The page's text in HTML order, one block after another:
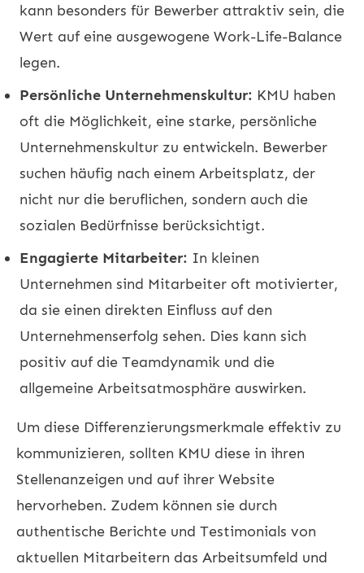
kann besonders für Bewerber attraktiv sein, die
Wert auf eine ausgewogene Work-Life-Balance
legen.
Persönliche Unternehmenskultur: KMU haben
oft die Möglichkeit, eine starke, persönliche
Unternehmenskultur zu entwickeln. Bewerber
suchen häufig nach einem Arbeitsplatz, der
nicht nur die beruflichen, sondern auch die
sozialen Bedürfnisse berücksichtigt.
Engagierte Mitarbeiter: In kleinen
Unternehmen sind Mitarbeiter oft motivierter,
da sie einen direkten Einfluss auf den
Unternehmenserfolg sehen. Dies kann sich
positiv auf die Teamdynamik und die
allgemeine Arbeitsatmosphäre auswirken.
Um diese Differenzierungsmerkmale effektiv zu
kommunizieren, sollten KMU diese in ihren
Stellenanzeigen und auf ihrer Website
hervorheben. Zudem können sie durch
authentische Berichte und Testimonials von
aktuellen Mitarbeitern das Arbeitsumfeld und